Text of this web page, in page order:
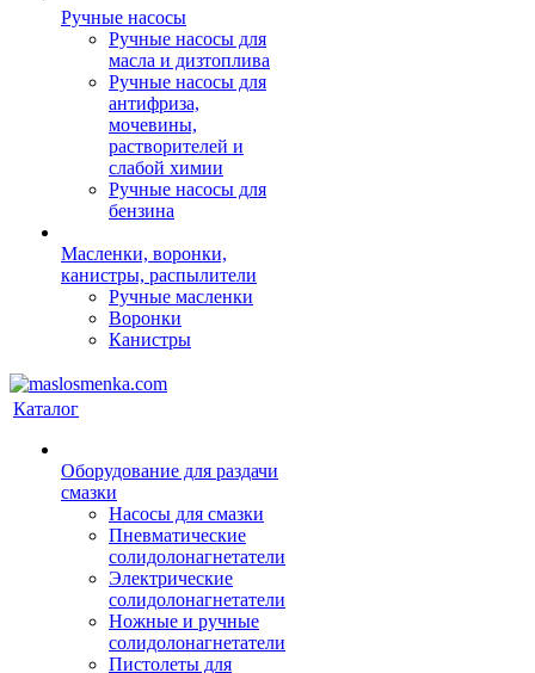
Ручные насосы
Ручные насосы для
масла и дизтоплива
Ручные насосы для
антифриза,
мочевины,
растворителей и
слабой химии
Ручные насосы для
бензина
Масленки, воронки,
канистры, распылители
Ручные масленки
Воронки
Канистры
Каталог
Оборудование для раздачи
смазки
Насосы для смазки
Пневматические
солидолонагнетатели
Электрические
солидолонагнетатели
Ножные и ручные
солидолонагнетатели
Пистолеты для